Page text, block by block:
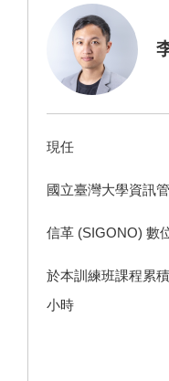
現任
國立臺灣大學資訊
信革 (SIGONO) 數
於本訓練班課程累
小時